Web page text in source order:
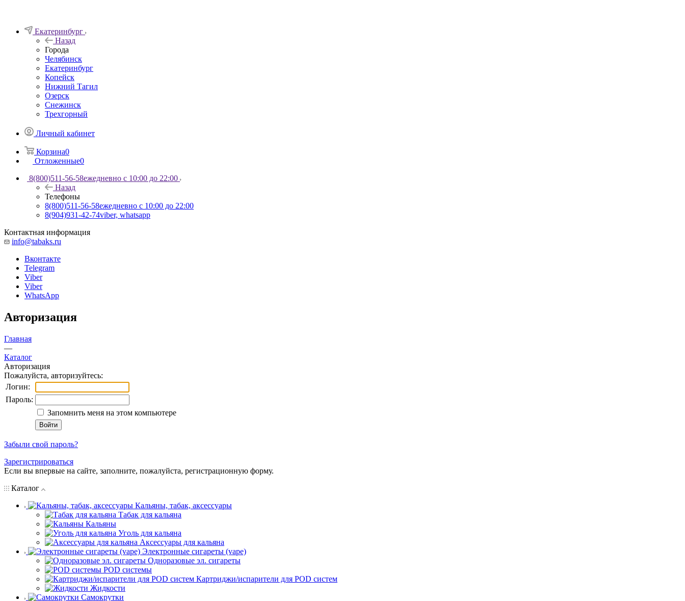
Екатеринбург
Назад
Города
Челябинск
Екатеринбург
Копейск
Нижний Тагил
Озерск
Снежинск
Трехгорный
Личный кабинет
Корзина0
Отложенные0
8(800)511-56-58ежедневно с 10:00 до 22:00
Назад
Телефоны
8(800)511-56-58ежедневно с 10:00 до 22:00
8(904)931-42-74viber, whatsapp
Контактная информация
info@tabaks.ru
Вконтакте
Telegram
Viber
Viber
WhatsApp
Авторизация
Главная
—
Каталог
Авторизация
Пожалуйста, авторизуйтесь:
Логин:
Пароль:
Запомнить меня на этом компьютере
Забыли свой пароль?
Зарегистрироваться
Если вы впервые на сайте, заполните, пожалуйста, регистрационную форму.
Каталог
Кальяны, табак, аксессуары
Табак для кальяна
Кальяны
Уголь для кальяна
Аксессуары для кальяна
Электронные сигареты (vape)
Одноразовые эл. сигареты
POD системы
Картриджи/испарители для POD систем
Жидкости
Самокрутки